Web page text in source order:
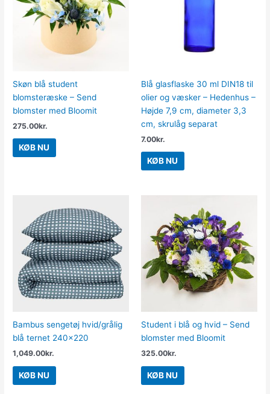
Skøn blå student
blomsteræske – Send
blomster med Bloomit
275.00kr.
KØB NU
Blå glasflaske 30 ml DIN18 til
olier og væsker – Hedenhus –
Højde 7,9 cm, diameter 3,3
cm, skrulåg separat
7.00kr.
KØB NU
Bambus sengetøj hvid/grålig
blå ternet 240×220
1,049.00kr.
KØB NU
Student i blå og hvid – Send
blomster med Bloomit
325.00kr.
KØB NU